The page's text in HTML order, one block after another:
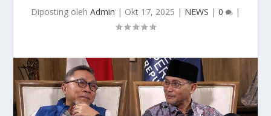
Diposting oleh Admin | Okt 17, 2025 | NEWS | 0 |